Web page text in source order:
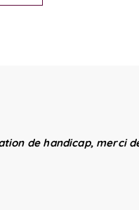
de handicap, merci